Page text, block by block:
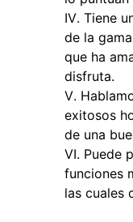
Tiene
de la
que ha
disfruta.
exitosos
de una
Puede
funciones
las cuales